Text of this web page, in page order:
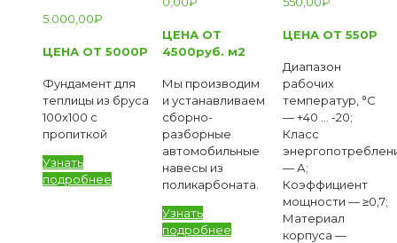
5.000,00₽
ЦЕНА ОТ 5000Р
Фундамент для
теплицы из бруса
100х100 с
пропиткой
Узнать
подробнее
ЦЕНА ОТ
4500руб. м2
Мы производим
и устанавливаем
сборно-
разборные
автомобильные
навесы из
поликарбоната.
Узнать
подробнее
ЦЕНА ОТ 550Р
Диапазон
рабочих
температур, °С
— +40 … -20;
Класс
— А;
Коэффициент
мощности — ≥0,7;
Материал
корпуса —